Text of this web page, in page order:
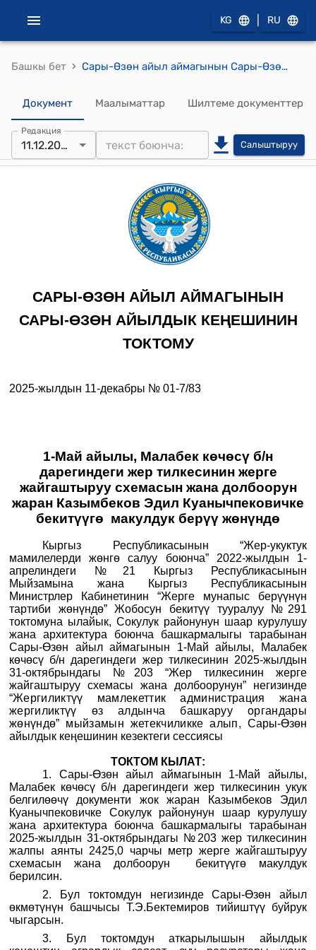
KG RU
Башкы бет › Сары-Өзөн айыл аймагынын Сары-Өзөн айылдык кеңешинин 2025-жылдын 11-декабрындагы № 01-7/83 " 1-Май айылы, Малабек көчөсү б/н дарегиндеги жер тилкесинин жерге жайгаштыруу схемасын жана долбоорун жаран Казымбеков Эдил Куанычпековичке бекитүүгө макулдук берүү жөнүндө" токтому
Документ Маалыматтар Шилтеме документтер
Редакция
11.12.2025 Салыштыруу